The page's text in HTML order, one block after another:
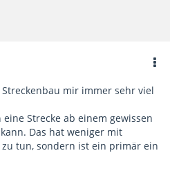
mir immer sehr viel
Strecke ab einem gewissen
Das hat weniger mit
tun, sondern ist ein primär ein